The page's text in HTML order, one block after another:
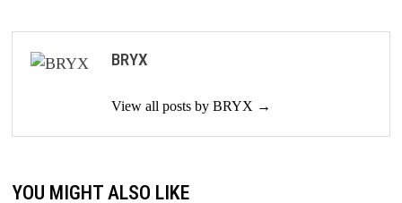
BRYX
View all posts by BRYX →
YOU MIGHT ALSO LIKE